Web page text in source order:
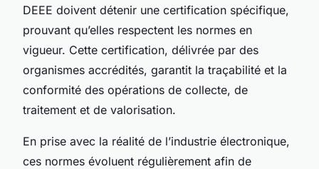
DEEE doivent détenir une certification spécifique,
prouvant qu’elles respectent les normes en
vigueur. Cette certification, délivrée par des
organismes accrédités, garantit la traçabilité et la
conformité des opérations de collecte, de
traitement et de valorisation.
En prise avec la réalité de l’industrie électronique,
ces normes évoluent régulièrement afin de